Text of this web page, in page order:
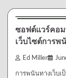
ซอฟต์แวร์คอม
เว็บไซต์การพ
Ed Miller
การพนันทางเว็บ